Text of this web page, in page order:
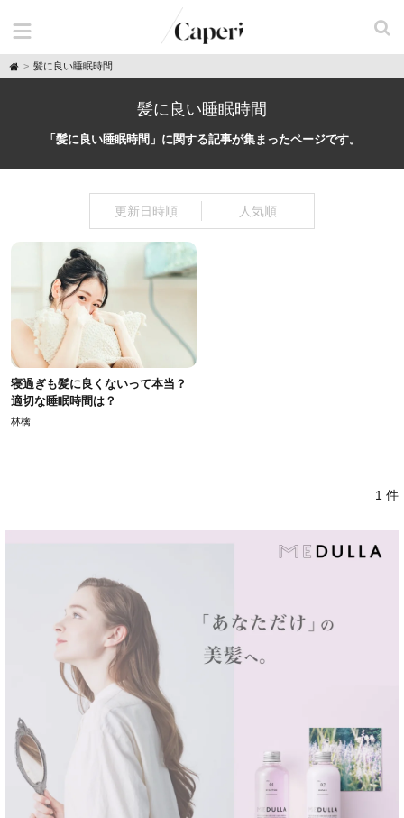
H
o
髪に良い睡眠時間
髪に良い睡眠時間
「髪に良い睡眠時間」に関する記事が集まったページです。
更新日時順 人気順
寝過ぎも髪に良くないって本当？
適切な睡眠時間は？
林檎
1 件